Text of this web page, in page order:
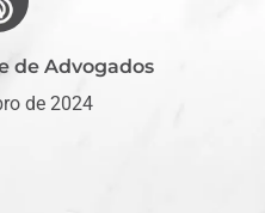
de Advogados
de 2024